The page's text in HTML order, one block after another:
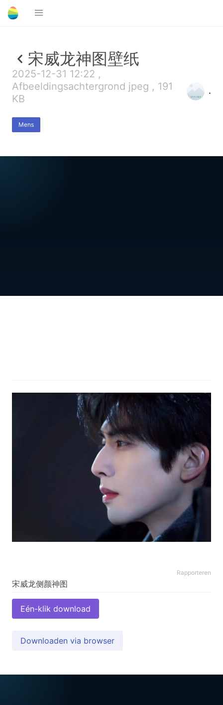
宋威龙神图壁纸
2025-12-31 12:22 ,
Afbeeldingsachtergrond jpeg , 191
KB
Mens
.
Rapporteren
Eén-klik download
Downloaden via browser